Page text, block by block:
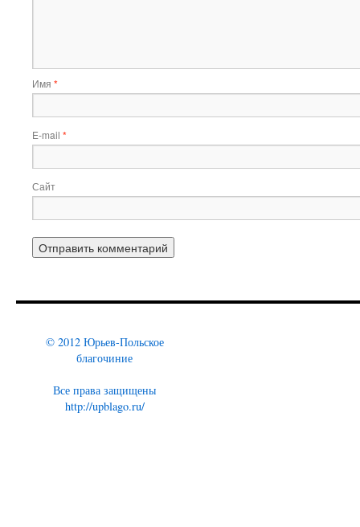
Имя *
E-mail *
Сайт
© 2012 Юрьев-Польское
благочиние
Все права защищены
http://upblago.ru/